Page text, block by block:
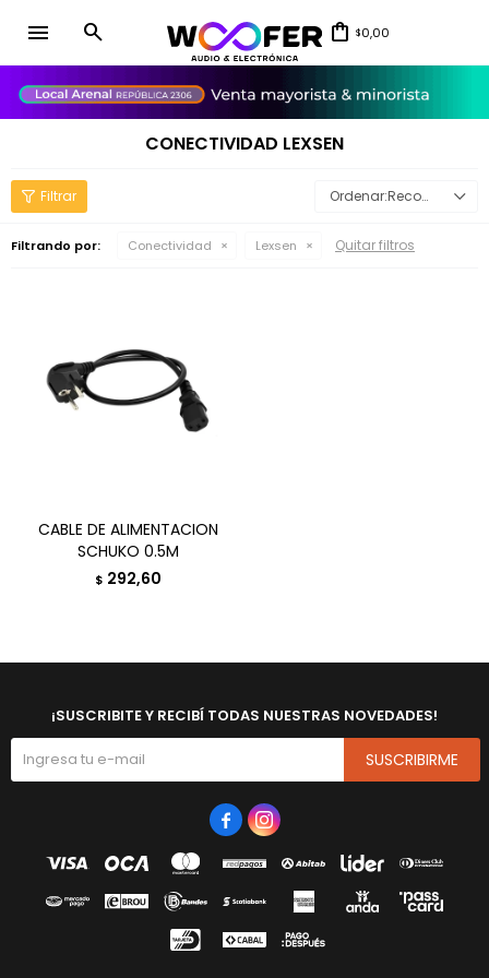
menu $0,00
CONECTIVIDAD LEXSEN
Recomendados
Filtrando por: Conectividad Lexsen Quitar filtros
CABLE DE ALIMENTACION
SCHUKO 0.5M
$ 292,60
¡SUSCRIBITE Y RECIBÍ TODAS NUESTRAS NOVEDADES!
SUSCRIBIRME
 
close